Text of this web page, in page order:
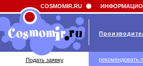
Field 'news_title' doesn't have a default value
COSMOMIR.RU
Подать заявку рекомендовать